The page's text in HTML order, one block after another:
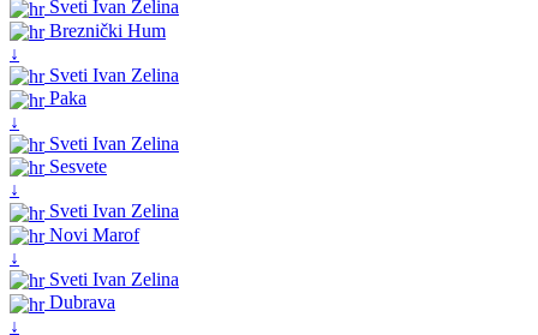
Sveti Ivan Zelina
Breznički Hum
↓
Sveti Ivan Zelina
Paka
↓
Sveti Ivan Zelina
Sesvete
↓
Sveti Ivan Zelina
Novi Marof
↓
Sveti Ivan Zelina
Dubrava
↓